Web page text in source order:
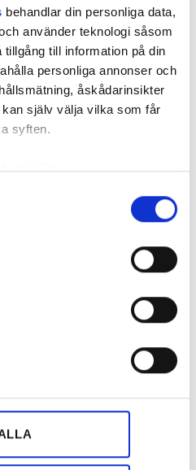
behandlar din personliga data,
använder teknologi såsom
till information på din
personliga annonser och
åskådarinsikter
själv välja vilka som får
syften.
vilja:
på upp till flera meter
personliga uppgifter
ditt samtycke när som
för att anpassa innehållet
vår trafik. Vi
identifierare och annan
vi samarbetar med.
tyngdlyftning, som består
och marklyft.